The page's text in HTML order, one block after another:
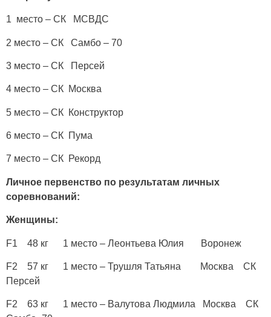
1 место – СК МСВДС
2 место – СК Самбо – 70
3 место – СК Персей
4 место – СК Москва
5 место – СК Конструктор
6 место – СК Пума
7 место – СК Рекорд
Личное первенство по результатам личных
соревнований:
Женщины:
F1 48 кг 1 место – Леонтьева Юлия Воронеж
F2 57 кг 1 место – Трушля Татьяна Москва СК
Персей
F2 63 кг 1 место – Валутова Людмила Москва СК